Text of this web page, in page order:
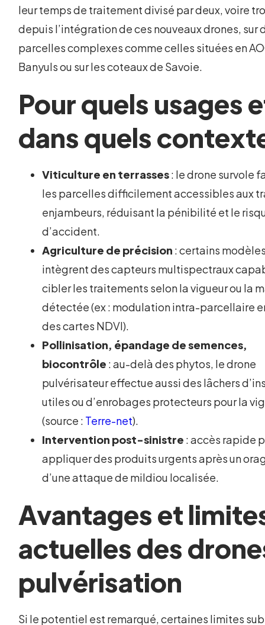
leur temps de traitement divisé par deux, voire
depuis l’intégration de ces nouveaux drones, sur
parcelles complexes comme celles situées en
Banyuls ou sur les coteaux de Savoie.
Pour quels usages
dans quels
Viticulture en terrasses: le drone survole
les parcelles difficilement accessibles aux
enjambeurs, réduisant la pénibilité et le
d’accident.
Agriculture de précision : certains
intègrent des capteurs multispectraux
cibler les traitements selon la vigueur ou la
détectée (ex : modulation intra-parcellaire
des cartes NDVI).
Pollinisation, épandage de semences,
biocontrôle : au-delà des phytos, le drone
pulvérisateur effectue aussi des lâchers
utiles ou d’enrobages protecteurs pour la
(source : Terre-net).
Intervention post-sinistre : accès rapide
appliquer des produits urgents après un
d’une attaque de mildiou localisée.
Avantages et
actuelles des
pulvérisation
Si le potentiel est remarqué, certaines limites